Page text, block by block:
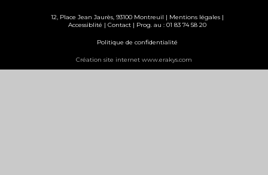
12, Place Jean Jaurès, 93100 Montreuil | Mentions légales|
Accessiblité | Contact| Prog. au : 01 83 74 58 20
Politique de confidentialité
Création site internet www.erakys.com